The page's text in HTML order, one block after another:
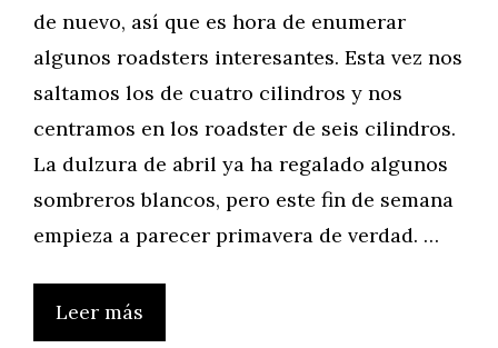
de nuevo, así que es hora de enumerar
algunos roadsters interesantes. Esta vez nos
saltamos los de cuatro cilindros y nos
centramos en los roadster de seis cilindros.
La dulzura de abril ya ha regalado algunos
sombreros blancos, pero este fin de semana
empieza a parecer primavera de verdad. …
Leer más